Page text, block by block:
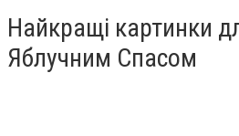
Найкращі картинки
Яблучним Спасом